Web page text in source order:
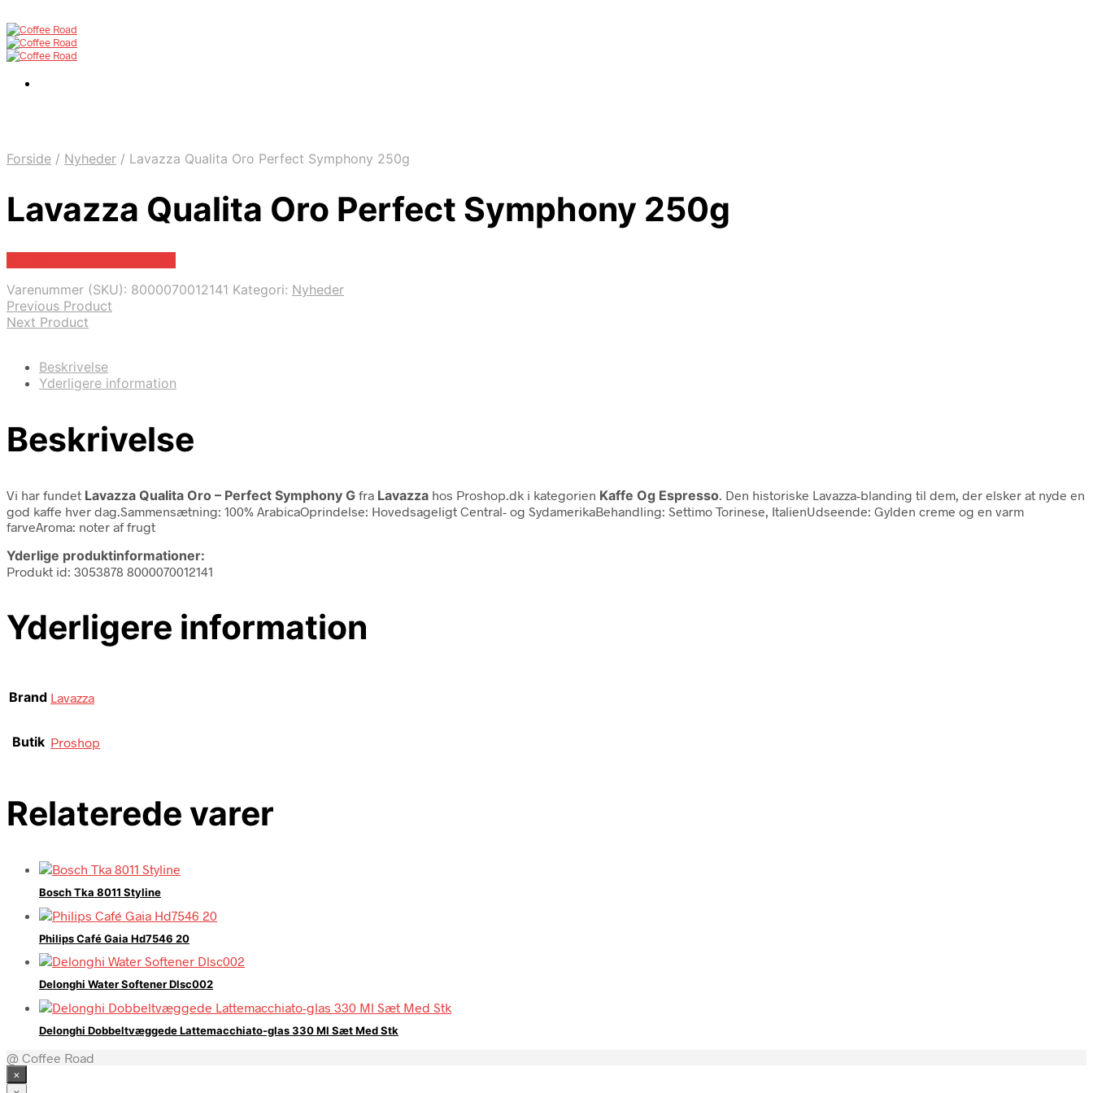
Forside / Nyheder / Lavazza Qualita Oro Perfect Symphony 250g
Lavazza Qualita Oro Perfect Symphony 250g
Varenummer (SKU): 8000070012141 Kategori: Nyheder
Previous Product
Next Product
Beskrivelse
Yderligere information
Beskrivelse
Vi har fundet Lavazza Qualita Oro – Perfect Symphony G fra Lavazza hos Proshop.dk i kategorien Kaffe Og Espresso . Den historiske Lavazza-blanding til dem, der elsker at nyde en
god kaffe hver dag.Sammensætning: 100% ArabicaOprindelse: Hovedsageligt Central- og SydamerikaBehandling: Settimo Torinese, ItalienUdseende: Gylden creme og en varm
farveAroma: noter af frugt
Yderlige produktinformationer:
Produkt id: 3053878 8000070012141
Yderligere information
Brand Lavazza
Butik Proshop
Relaterede varer
Bosch Tka 8011 Styline
Philips Café Gaia Hd7546 20
Delonghi Water Softener Dlsc002
Delonghi Dobbeltvæggede Lattemacchiato-glas 330 Ml Sæt Med Stk
@ Coffee Road
×